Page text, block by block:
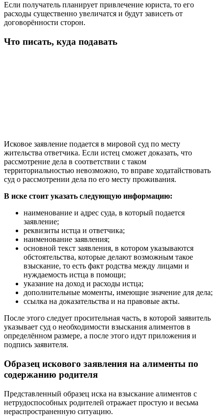
Если получатель планирует привлечение юриста, то его
расходы существенно увеличатся и будут зависеть от
договорённости сторон.
Что писать, куда подавать
Исковое заявление подается в мировой суд по месту
жительства ответчика. Если истец сможет доказать, что
рассмотрение дела в соответствии с таком
территориальностью невозможно, то вправе ходатайствовать
суд о рассмотрении дела по его месту проживания.
В иске стоит указать следующую информацию:
наименование и адрес суда, в который подается
заявление;
реквизиты истца и ответчика;
наименование заявления;
основной текст заявления, в котором указываются
обстоятельства, которые делают возможным такое
взыскание, то есть факт родства между лицами и
нуждаемость истца в помощи;
указание на доход и расходы истца;
дополнительные моменты, имеющие значение для дела;
ссылка на доказательства и на правовые акты.
После этого следует просительная часть, в которой заявитель
указывает суд о необходимости взыскания алиментов в
определённом размере, а после этого идут приложения и
подпись заявителя.
Образец искового заявления на алименты по
содержанию родителя
Представленный образец иска на взыскание алиментов с
нетрудоспособных родителей отражает простую и весьма
нераспространенную ситуацию.